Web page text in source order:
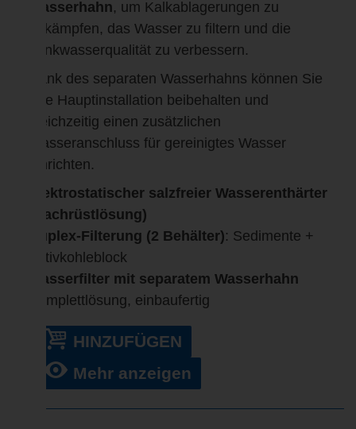
Wasserhahn, um Kalkablagerungen zu
bekämpfen, das Wasser zu filtern und die
Trinkwasserqualität zu verbessern.
Dank des separaten Wasserhahns können Sie
Ihre Hauptinstallation beibehalten und
gleichzeitig einen zusätzlichen
Wasseranschluss für gereinigtes Wasser
einrichten.
Elektrostatischer salzfreier Wasserenthärter
(Nachrüstlösung)
Duplex-Filterung (2 Behälter): Sedimente +
Aktivkohleblock
Wasserfilter mit separatem Wasserhahn
Komplettlösung, einbaufertig
HINZUFÜGEN
Mehr anzeigen